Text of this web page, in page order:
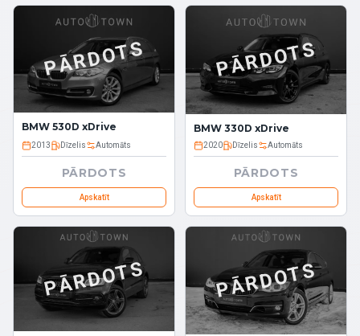
PĀRDOTS
BMW 530D xDrive
2013 Dīzelis Automāts
PĀRDOTS
Apskatīt
PĀRDOTS
BMW 330D xDrive
2020 Dīzelis Automāts
PĀRDOTS
Apskatīt
PĀRDOTS PĀRDOTS